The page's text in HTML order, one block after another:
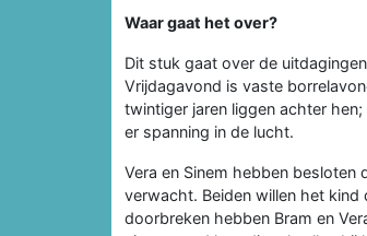
Waar gaat het over?
Dit stuk gaat over de
Vrijdagavond is vaste
twintiger jaren liggen achter
er spanning in de lucht.
Vera en Sinem hebben besloten
verwacht. Beiden willen het
doorbreken hebben Bram en